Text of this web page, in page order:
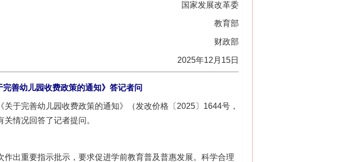
国家发展改革委
教育部
财政部
2025年12月15日
善幼儿园收费政策的通知》答记者问
完善幼儿园收费政策的通知》（发改价格〔2025〕1644号，
情况回答了记者提问。
重要指示批示，要求促进学前教育普及普惠发展。科学合理